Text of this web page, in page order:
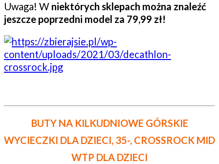
Uwaga! W niektórych sklepach można znaleźć
jeszcze poprzedni model za 79,99 zł!
BUTY NA KILKUDNIOWE GÓRSKIE
WYCIECZKI DLA DZIECI, 35-, CROSSROCK MID
WTP DLA DZIECI